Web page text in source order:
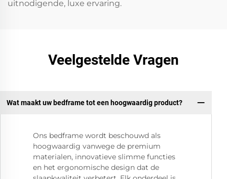
uitnodigende, luxe ervaring.
Veelgestelde Vragen
Wat maakt uw bedframe tot een hoogwaardig product?
Ons bedframe wordt beschouwd als
hoogwaardig vanwege de premium
materialen, innovatieve slimme functies
en het ergonomische design dat de